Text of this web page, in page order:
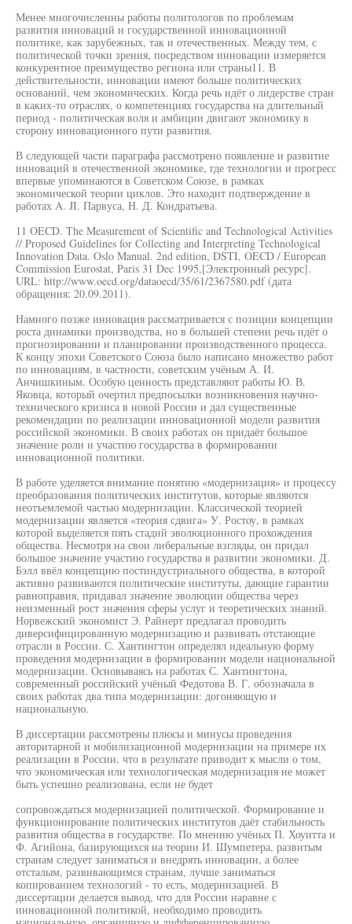
Менее многочисленны работы политологов по проблемам
развития инноваций и государственной инновационной
политике, как зарубежных, так и отечественных. Между тем, с
политической точки зрения, посредством инновации измеряется
конкурентное преимущество региона или страны11. В
действительности, инновации имеют больше политических
оснований, чем экономических. Когда речь идёт о лидерстве стран
в каких-то отраслях, о компетенциях государства на длительный
период - политическая воля и амбиции двигают экономику в
сторону инновационного пути развития.
В следующей части параграфа рассмотрено появление и развитие
инноваций в отечественной экономике, где технологии и прогресс
впервые упоминаются в Советском Союзе, в рамках
экономической теории циклов. Это находит подтверждение в
работах A. JI. Парвуса, Н. Д. Кондратьева.
11 OECD. The Measurement of Scientific and Technological Activities
// Proposed Guidelines for Collecting and Interpreting Technological
Innovation Data. Oslo Manual. 2nd edition, DSTI, OECD / European
Commission Eurostat, Paris 31 Dec 1995,[Электронный ресурс].
URL: http://www.oecd.org/dataoecd/35/61/2367580.pdf (дата
обращения: 20.09.2011).
Намного позже инновация рассматривается с позиции концепции
роста динамики производства, но в большей степени речь идёт о
прогнозировании и планировании производственного процесса.
К концу эпохи Советского Союза было написано множество работ
по инновациям, в частности, советским учёным А. И.
Анчишкиным. Особую ценность представляют работы Ю. В.
Яковца, который очертил предпосылки возникновения научно-
технического кризиса в новой России и дал существенные
рекомендации по реализации инновационной модели развития
российской экономики. В своих работах он придаёт большое
значение роли и участию государства в формировании
инновационной политики.
В работе уделяется внимание понятию «модернизация» и процессу
преобразования политических институтов, которые являются
неотъемлемой частью модернизации. Классической теорией
модернизации является «теория сдвига» У. Ростоу, в рамках
которой выделяется пять стадий эволюционного прохождения
общества. Несмотря на свои либеральные взгляды, он придал
большое значение участию государства в развитии экономики. Д.
Бэлл ввёл концепцию постиндустриального общества, в которой
активно развиваются политические институты, дающие гарантии
равноправия, придавал значение эволюции общества через
неизменный рост значения сферы услуг и теоретических знаний.
Норвежский экономист Э. Райнерт предлагал проводить
диверсифицированную модернизацию и развивать отстающие
отрасли в России. С. Хантингтон определял идеальную форму
проведения модернизации в формировании модели национальной
модернизации. Основываясь на работах С. Хантингтона,
современный российский учёный Федотова В. Г. обозначала в
своих работах два типа модернизации: догоняющую и
национальную.
В диссертации рассмотрены плюсы и минусы проведения
авторитарной и мобилизационной модернизации на примере их
реализации в России, что в результате приводит к мысли о том,
что экономическая или технологическая модернизация не может
быть успешно реализована, если не будет
сопровождаться модернизацией политической. Формирование и
функционирование политических институтов даёт стабильность
развития общества в государстве. По мнению учёных П. Хоуитта и
Ф. Агийона, базирующихся на теории И. Шумпетера, развитым
странам следует заниматься и внедрять инновации, а более
отсталым, развивающимся странам, лучше заниматься
копированием технологий - то есть, модернизацией. В
диссертации делается вывод, что для России наравне с
инновационной политикой, необходимо проводить